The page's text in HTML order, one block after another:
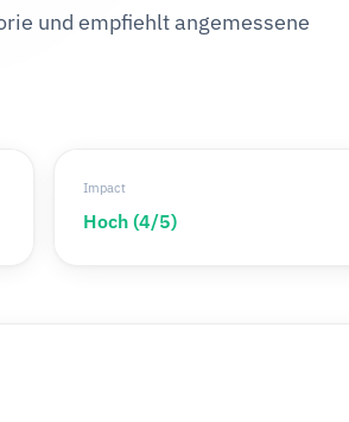
und empfiehlt angemessene
Impact
Hoch (4/5)